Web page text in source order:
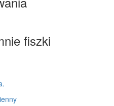
fiszki